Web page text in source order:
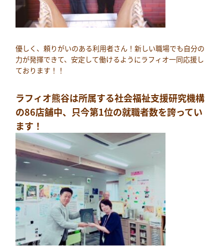
優しく、頼りがいのある利用者さん！新しい職場でも自分の
力が発揮できて、安定して働けるようにラフィオ一同応援し
ております！！
ラフィオ熊谷は所属する社会福祉支援研究機構
の86店舗中、只今第1位の就職者数を誇ってい
ます！